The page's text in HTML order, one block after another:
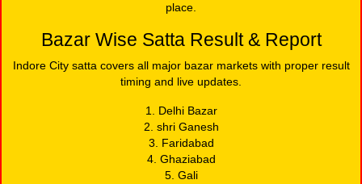
place.
Bazar Wise Satta Result & Report
Indore City satta covers all major bazar markets with proper result
timing and live updates.
1. Delhi Bazar
2. shri Ganesh
3. Faridabad
4. Ghaziabad
5. Gali